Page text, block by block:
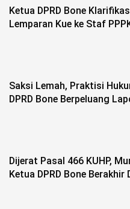
Ketua DPRD Bone
Lemparan Kue ke Staf
Saksi Lemah, Praktisi
DPRD Bone Berpeluang
Dijerat Pasal 466 KUHP,
Ketua DPRD Bone Berakhir